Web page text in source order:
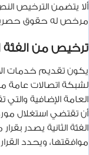
ألا يتضمن الترخيص
مرخص له حقوق
ترخيص من الفئة
يكون تقديم خدمات
لشبكة اتصالات عامة
العامة الإضافية
أن تقتضي استغلال
الفئة الثانية يصدر
موافقتها، ويحدد